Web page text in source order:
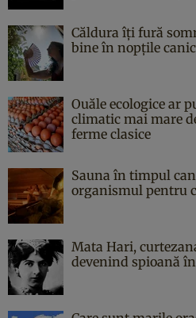
Căldura îți fură
bine în nopțile
Ouăle ecologice ar
climatic mai mare
ferme clasice
Sauna în timpul
organismul pentru
Mata Hari,
devenind spioană